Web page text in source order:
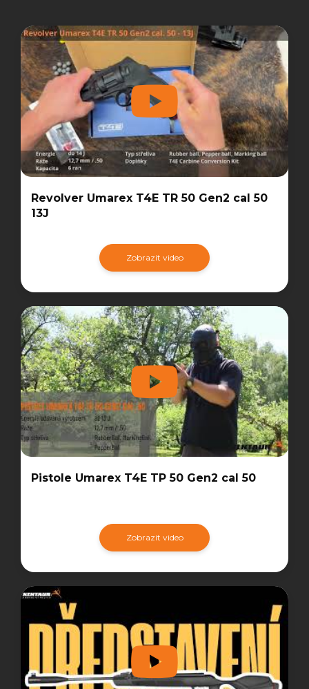
Revolver Umarex T4E TR 50 Gen2 cal 50
13J
Zobrazit video
Pistole Umarex T4E TP 50 Gen2 cal 50
Zobrazit video